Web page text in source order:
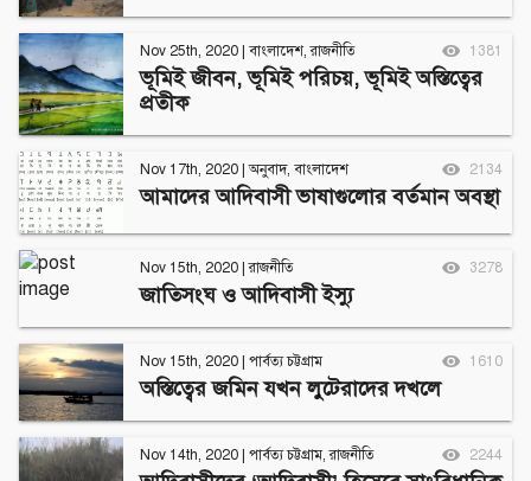
Nov 25th, 2020 বাংলাদেশ,রাজনীতি 1381
ভূমিই জীবন, ভূমিই পরিচয়, ভূমিই অস্তিত্বের
প্রতীক
Nov 17th, 2020 |অনুবাদ, বাংলাদেশ 2134
আমাদের আদিবাসী ভাষাগুলোর বর্তমান অবস্থা
Nov 15th, 2020 |রাজনীতি 3278
জাতিসংঘ ও আদিবাসী ইস্যু
Nov 15th, 2020 পার্বত্য চট্টগ্রাম 1610
অস্তিত্বের জমিন যখন লুটেরাদের দখলে
Nov 14th, 2020 পার্বত্য চট্টগ্রাম,রাজনীতি 2244